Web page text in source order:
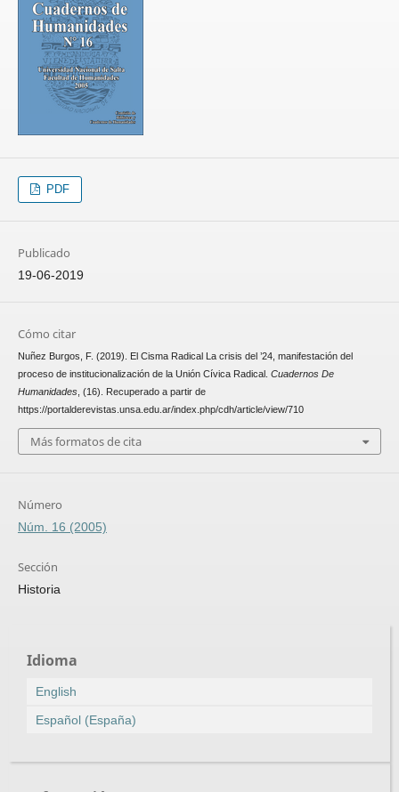
PDF
Publicado
19-06-2019
Cómo citar
Nuñez Burgos, F. (2019). El Cisma Radical La crisis del ’24, manifestación del
proceso de institucionalización de la Unión Cívica Radical. Cuadernos De
Humanidades, (16). Recuperado a partir de
https://portalderevistas.unsa.edu.ar/index.php/cdh/article/view/710
Más formatos de cita
Número
Núm. 16 (2005)
Sección
Historia
Idioma
English
Español (España)